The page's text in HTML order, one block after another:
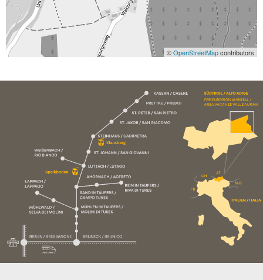
©OpenStreetMapcontributors